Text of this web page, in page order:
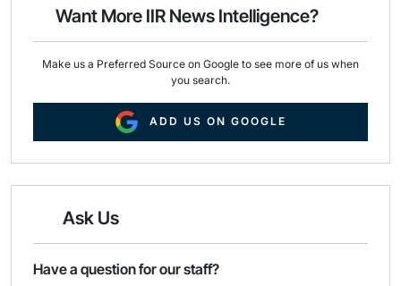
k
n
Want More IIR News Intelligence?
Make us a Preferred Source on Google to see more of us when
you search.
ADD US ON GOOGLE
Ask Us
Have a question for our staff?